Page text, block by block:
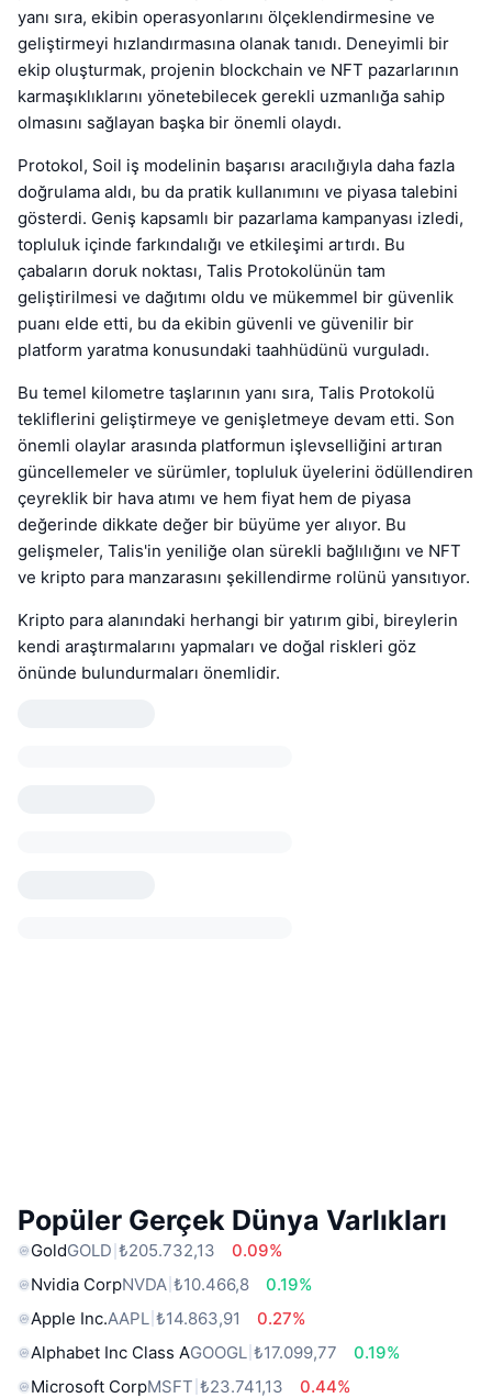
yanı sıra, ekibin operasyonlarını ölçeklendirmesine ve
geliştirmeyi hızlandırmasına olanak tanıdı. Deneyimli bir
ekip oluşturmak, projenin blockchain ve NFT pazarlarının
karmaşıklıklarını yönetebilecek gerekli uzmanlığa sahip
olmasını sağlayan başka bir önemli olaydı.
Protokol, Soil iş modelinin başarısı aracılığıyla daha fazla
doğrulama aldı, bu da pratik kullanımını ve piyasa talebini
gösterdi. Geniş kapsamlı bir pazarlama kampanyası izledi,
topluluk içinde farkındalığı ve etkileşimi artırdı. Bu
çabaların doruk noktası, Talis Protokolünün tam
geliştirilmesi ve dağıtımı oldu ve mükemmel bir güvenlik
puanı elde etti, bu da ekibin güvenli ve güvenilir bir
platform yaratma konusundaki taahhüdünü vurguladı.
Bu temel kilometre taşlarının yanı sıra, Talis Protokolü
tekliflerini geliştirmeye ve genişletmeye devam etti. Son
önemli olaylar arasında platformun işlevselliğini artıran
güncellemeler ve sürümler, topluluk üyelerini ödüllendiren
çeyreklik bir hava atımı ve hem fiyat hem de piyasa
değerinde dikkate değer bir büyüme yer alıyor. Bu
gelişmeler, Talis'in yeniliğe olan sürekli bağlılığını ve NFT
ve kripto para manzarasını şekillendirme rolünü yansıtıyor.
Kripto para alanındaki herhangi bir yatırım gibi, bireylerin
kendi araştırmalarını yapmaları ve doğal riskleri göz
önünde bulundurmaları önemlidir.
Popüler Gerçek Dünya Varlıkları
GoldGOLD ₺205.732,13
0.09%
Nvidia CorpNVDA ₺10.466,8
0.19%
Apple Inc.AAPL ₺14.863,91
0.27%
Alphabet Inc Class AGOOGL ₺17.099,77
0.19%
Microsoft CorpMSFT ₺23.741,13
0.44%